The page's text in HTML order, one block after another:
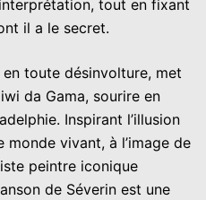
tout en fixant
il a le secret.
en toute désinvolture, met
da Gama, sourire en
Inspirant l’illusion
monde vivant, à l’image de
peintre iconique
de Séverin est une